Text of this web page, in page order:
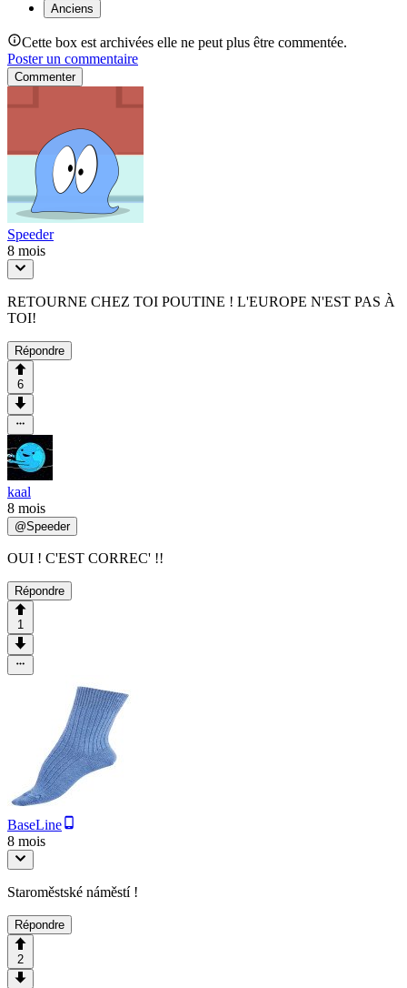
Anciens
Cette box est archivées elle ne peut plus être commentée.
Poster un commentaire
Commenter
Speeder
8 mois
RETOURNE CHEZ TOI POUTINE ! L'EUROPE N'EST PAS À
TOI!
Répondre
6
kaal
8 mois
@Speeder
OUI ! C'EST CORREC' !!
Répondre
1
BaseLine
8 mois
Staroměstské náměstí !
Répondre
2